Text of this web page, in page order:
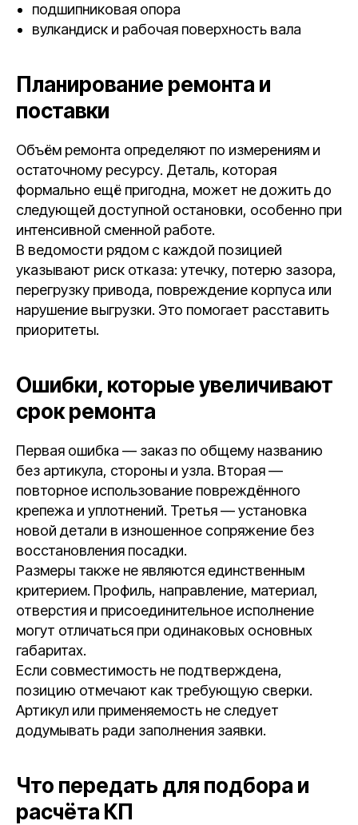
подшипниковая опора
вулкандиск и рабочая поверхность вала
Планирование ремонта и
поставки
Объём ремонта определяют по измерениям и
остаточному ресурсу. Деталь, которая
формально ещё пригодна, может не дожить до
следующей доступной остановки, особенно при
интенсивной сменной работе.
В ведомости рядом с каждой позицией
указывают риск отказа: утечку, потерю зазора,
перегрузку привода, повреждение корпуса или
нарушение выгрузки. Это помогает расставить
приоритеты.
Ошибки, которые увеличивают
срок ремонта
Первая ошибка — заказ по общему названию
без артикула, стороны и узла. Вторая —
повторное использование повреждённого
крепежа и уплотнений. Третья — установка
новой детали в изношенное сопряжение без
восстановления посадки.
Размеры также не являются единственным
критерием. Профиль, направление, материал,
отверстия и присоединительное исполнение
могут отличаться при одинаковых основных
габаритах.
Если совместимость не подтверждена,
позицию отмечают как требующую сверки.
Артикул или применяемость не следует
додумывать ради заполнения заявки.
Что передать для подбора и
расчёта КП